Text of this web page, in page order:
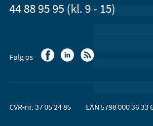
44 88 95 95 (kl. 9 - 15)
Følg os
CVR-nr. 37 05 24 85 EAN 5798 000 36 33